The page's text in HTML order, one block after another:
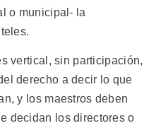
o municipal- la
vertical, sin participación,
derecho a decir lo que
y los maestros deben
decidan los directores o